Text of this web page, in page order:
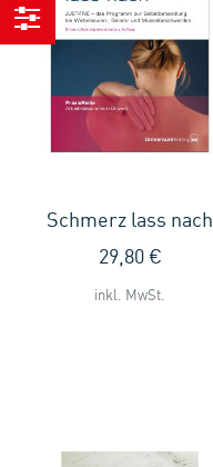
Schmerz lass nach
29,80 €
inkl. MwSt.
Einkaufen